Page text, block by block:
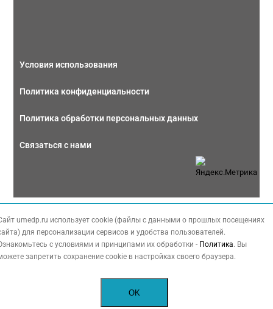
Условия использования
Политика конфиденциальности
Политика обработки персональных данных
Связаться с нами
содержит материалы, принадлежащие третьей стороне, охраняемые законом
РФ об авторских правах.
umedp.ru использует cookie (файлы с данными о прошлых посещениях
для персонализации сервисов и удобства пользователей.
с условиями и принципами их обработки - Политика. Вы
запретить сохранение cookie в настройках своего браузера.
OK